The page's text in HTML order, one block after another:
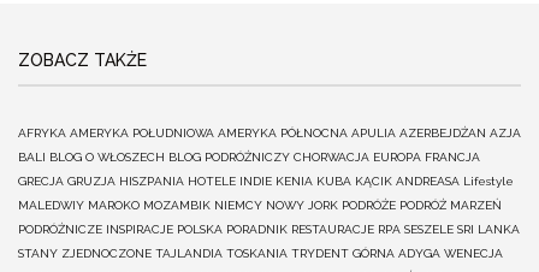
ZOBACZ TAKŻE
AFRYKA AMERYKA POŁUDNIOWA AMERYKA PÓŁNOCNA APULIA AZERBEJDŻAN AZJA
BALI BLOG O WŁOSZECH BLOG PODRÓŻNICZY CHORWACJA EUROPA FRANCJA
GRECJA GRUZJA HISZPANIA HOTELE INDIE KENIA KUBA KĄCIK ANDREASA Lifestyle
MALEDWIY MAROKO MOZAMBIK NIEMCY NOWY JORK PODRÓŻE PODRÓŻ MARZEŃ
PODRÓŻNICZE INSPIRACJE POLSKA PORADNIK RESTAURACJE RPA SESZELE SRI LANKA
STANY ZJEDNOCZONE TAJLANDIA TOSKANIA TRYDENT GÓRNA ADYGA WENECJA